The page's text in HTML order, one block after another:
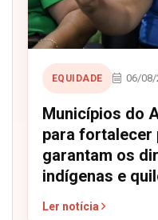
EQUIDADE 06/08/
Municípios do
para fortalecer
garantam os
indígenas e
Ler notícia